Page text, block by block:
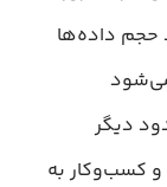
حجم داده‌ها
دیگر
و کسب‌وکار به